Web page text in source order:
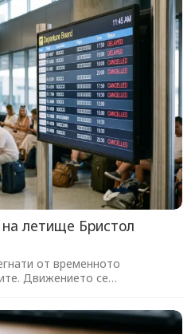
летище Бристол
от временното
Движението се